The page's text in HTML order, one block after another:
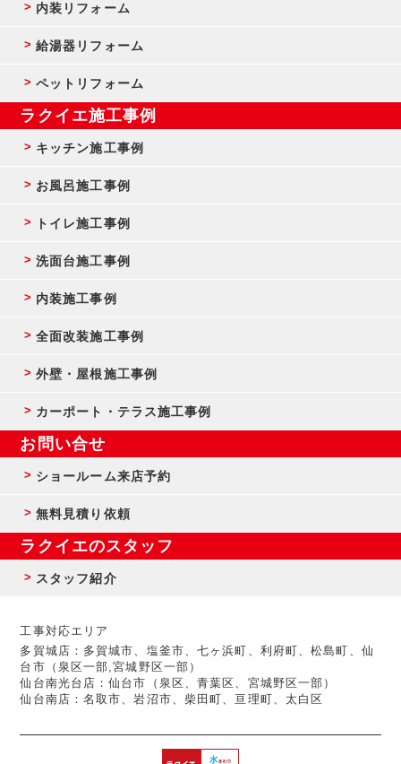
内装リフォーム
給湯器リフォーム
ペットリフォーム
ラクイエ施工事例
キッチン施工事例
お風呂施工事例
トイレ施工事例
洗面台施工事例
内装施工事例
全面改装施工事例
外壁・屋根施工事例
カーポート・テラス施工事例
お問い合せ
ショールーム来店予約
無料見積り依頼
ラクイエのスタッフ
スタッフ紹介
工事対応エリア
多賀城店：多賀城市、塩釜市、七ヶ浜町、利府町、松島町、仙
台市（泉区一部,宮城野区一部）
仙台南光台店：仙台市（泉区、青葉区、宮城野区一部）
仙台南店：名取市、岩沼市、柴田町、亘理町、太白区